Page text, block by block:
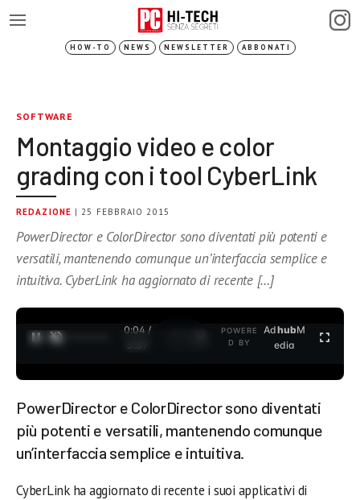
HOW-TO NEWS NEWSLETTER ABBONATI
SOFTWARE
Montaggio video e color
grading con i tool CyberLink
REDAZIONE | 25 FEBBRAIO 2015
PowerDirector e ColorDirector sono diventati più potenti e
versatili, mantenendo comunque un’interfaccia semplice e
intuitiva. CyberLink ha aggiornato di recente […]
0:04 /
3:37
POWERE
D BY
AdhubM
edia
PowerDirector e ColorDirector sono diventati
più potenti e versatili, mantenendo comunque
un’interfaccia semplice e intuitiva.
CyberLink ha aggiornato di recente i suoi applicativi di